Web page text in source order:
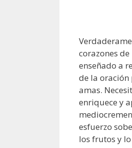
corazones
enseñado a
de la oración
amas.
enriquece y
esfuerzo
los frutos y